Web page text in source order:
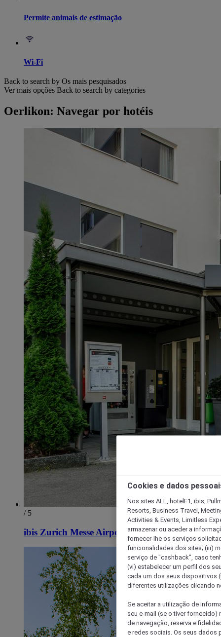
Permite animais de estimação
Wi-Fi
Back to search by Os mais pesquisados
Ver mais opções Back to search by categories
Oerlikon: Navegar por hotéis
/ 5
ibis Zurich Messe Airport
Cookies e dados
Nos sites ALL, hotelF1, ibis,
Resorts, Business Travel,
Activities & Events, Limitless
armazenar ou aceder a
fornecer-lhe os serviços
funcionalidades dos sites; (iii)
serviço de "cashback", caso
(vi) estabelecer um perfil dos
cada um dos seus dispositivos
diferentes utilizações clicando
Se aceitar a utilização de
seu e-mail (se o tiver
de navegação, reserva e
e redes sociais. Os seus dados